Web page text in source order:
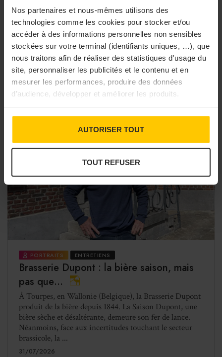
Nos partenaires et nous-mêmes utilisons des
technologies comme les cookies pour stocker et/ou
accéder à des informations personnelles non sensibles
stockées sur votre terminal (identifiants uniques, …), que
nous traitons afin de réaliser des statistiques d'usage du
site, personnaliser les publicités et le contenu et en
mesurer les performances, produire des données
d’audience, développer et améliorer les produits.
AUTORISER TOUT
TOUT REFUSER
DANS LA MÊME RUBRIQUE
PORTRAITS ENTRETIENS
Brasserie Dupont : la bière saison, mais
pas que…
À Tourpes, en Wallonie (Belgique), la Brasserie Dupont
produit de la bière depuis 1844. La Saison Dupont, une
bière sèche et désaltérante, demeure son fer de lance.
Néanmoins, face aux incertitudes touchant le secteur
brassicole, la ...
31/07/2026